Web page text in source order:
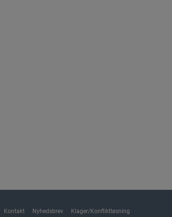
Kontakt Nyhedsbrev Klager/Konfliktløsning